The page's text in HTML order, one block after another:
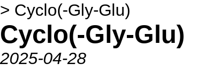
> Cyclo(-Gly-Glu)
Cyclo(-Gly-Glu)
2025-04-28